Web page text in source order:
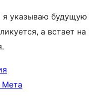
я указываю будущую
а встает на